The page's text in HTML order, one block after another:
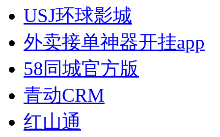
USJ环球影城
外卖接单神器开挂app
58同城官方版
青动CRM
红山通